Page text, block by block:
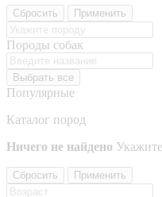
Сбросить Применить
Породы собак
Выбрать все
Популярные
Каталог пород
Ничего не найдено
Сбросить Применить